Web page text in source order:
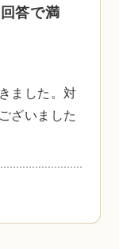
答で満
ました。対
ざいました